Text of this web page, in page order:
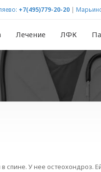
+7(495)779-20-20 |
Лечение ЛФК
У нее остеохондроз.